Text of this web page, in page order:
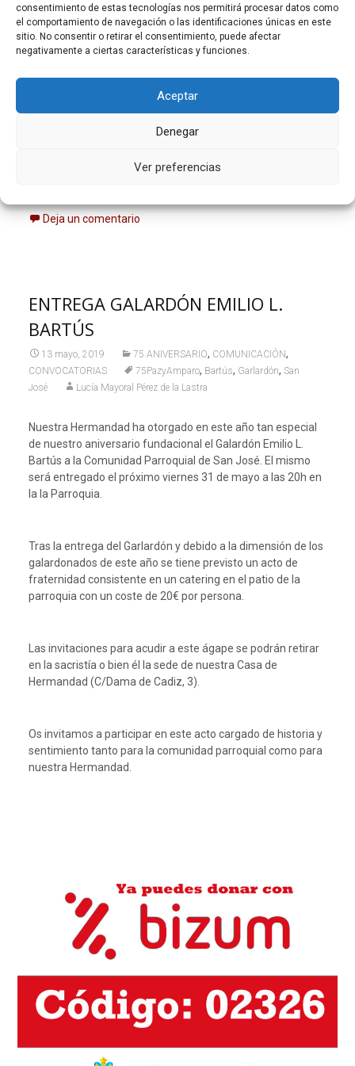
consentimiento de estas tecnologías nos permitirá procesar datos como
el comportamiento de navegación o las identificaciones únicas en este
sitio. No consentir o retirar el consentimiento, puede afectar
negativamente a ciertas características y funciones.
Aceptar
Denegar
Ver preferencias
Deja un comentario
ENTREGA GALARDÓN EMILIO L.
BARTÚS
13 mayo, 2019 75 ANIVERSARIO, COMUNICACIÓN,
CONVOCATORIAS 75PazyAmparo, Bartús, Garlardón, San
José
Lucía Mayoral Pérez de la Lastra
Nuestra Hermandad ha otorgado en este año tan especial
de nuestro aniversario fundacional el Galardón Emilio L.
Bartús a la Comunidad Parroquial de San José. El mismo
será entregado el próximo viernes 31 de mayo a las 20h en
la la Parroquia.
Tras la entrega del Garlardón y debido a la dimensión de los
galardonados de este año se tiene previsto un acto de
fraternidad consistente en un catering en el patio de la
parroquia con un coste de 20€ por persona.
Las invitaciones para acudir a este ágape se podrán retirar
en la sacristía o bien él la sede de nuestra Casa de
Hermandad (C/Dama de Cadiz, 3).
Os invitamos a participar en este acto cargado de historia y
sentimiento tanto para la comunidad parroquial como para
nuestra Hermandad.